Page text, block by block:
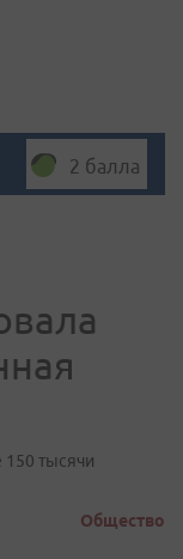
2 балла
150 тысячи
Общество